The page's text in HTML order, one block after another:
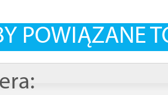
POWIĄZANE